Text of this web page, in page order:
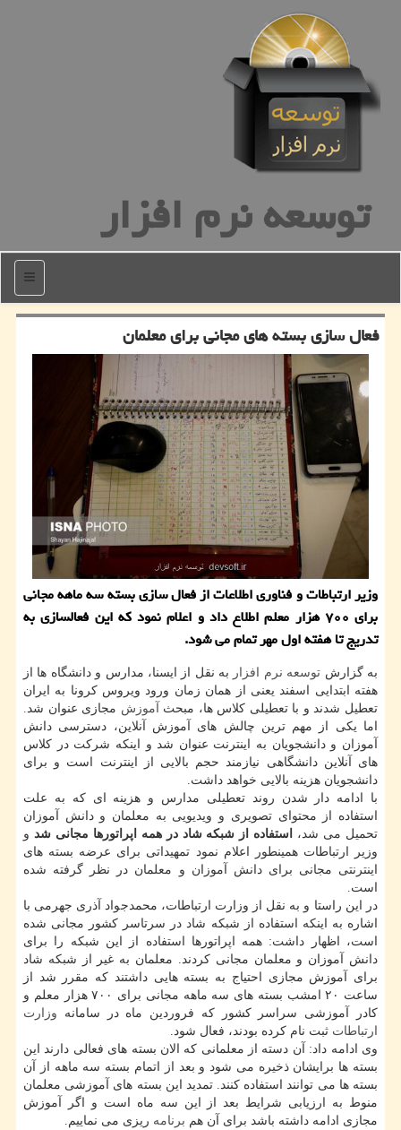
توسعه نرم افزار
منو
فعال سازی بسته های مجانی برای معلمان
وزیر ارتباطات و فناوری اطلاعات از فعال سازی بسته سه ماهه مجانی
برای ۷۰۰ هزار معلم اطلاع داد و اعلام نمود كه این فعالسازی به
تدریج تا هفته اول مهر تمام می شود.
به گزارش توسعه نرم افزار به نقل از ایسنا، مدارس و دانشگاه ها از
هفته ابتدایی اسفند یعنی از همان زمان ورود ویروس کرونا به ایران
تعطیل شدند و با تعطیلی کلاس ها، مبحث آموزش مجازی عنوان شد.
اما یکی از مهم ترین چالش های آموزش آنلاین، دسترسی دانش
آموزان و دانشجویان به اینترنت عنوان شد و اینکه شرکت در کلاس
های آنلاین دانشگاهی نیازمند حجم بالایی از اینترنت است و برای
دانشجویان هزینه بالایی خواهد داشت.
با ادامه دار شدن روند تعطیلی مدارس و هزینه ای که به علت
استفاده از محتوای تصویری و ویدیویی به معلمان و دانش آموزان
تحمیل می شد،
استفاده از شبکه شاد در همه اپراتورها مجانی شد و
وزیر ارتباطات همینطور اعلام نمود تمهیداتی برای عرضه بسته های
اینترنتی مجانی برای دانش آموزان و معلمان در نظر گرفته شده
است.
در این راستا و به نقل از وزارت ارتباطات، محمدجواد آذری جهرمی با
اشاره به اینکه استفاده از شبکه شاد در سرتاسر کشور مجانی شده
است، اظهار داشت: همه اپراتورها استفاده از این شبکه را برای
دانش آموزان و معلمان مجانی کردند. معلمان به غیر از شبکه شاد
برای آموزش مجازی احتیاج به بسته هایی داشتند که مقرر شد از
ساعت ۲۰ امشب بسته های سه ماهه مجانی برای ۷۰۰ هزار معلم و
کادر آموزشی سراسر کشور که فروردین ماه در سامانه وزارت
ارتباطات ثبت نام کرده بودند، فعال شود.
وی ادامه داد: آن دسته از معلمانی که الان بسته های فعالی دارند این
بسته ها برایشان ذخیره می شود و بعد از اتمام بسته سه ماهه از آن
بسته ها می توانند استفاده کنند. تمدید این بسته های آموزشی معلمان
منوط به ارزیابی شرایط بعد از این سه ماه است و اگر آموزش
مجازی ادامه داشته باشد برای آن هم برنامه ریزی می نماییم.